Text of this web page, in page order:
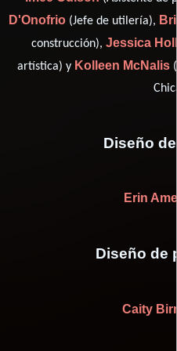
D'Onofrio (Jefe de utilería),
construcción), Jessica
artística) y Kolleen McNalis
Diseño
Erin
Diseño de
Caity